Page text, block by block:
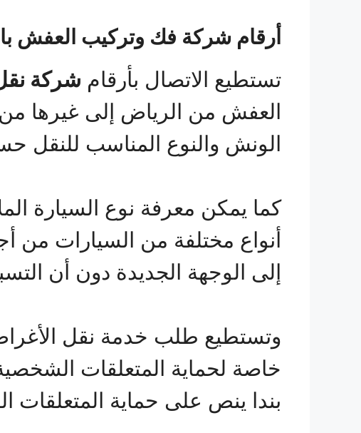
أرقام شركة فك وتركيب العفش
تستطيع الاتصال بأرقام شركة
العفش من الرياض إلى غيرها
الونش والنوع المناسب للنقل
كما يمكن معرفة نوع السيارة
أنواع مختلفة من السيارات من
إلى الوجهة الجديدة دون أن
وتستطيع طلب خدمة نقل
خاصة لحماية المتعلقات
بندا ينص على حماية المتعلقات